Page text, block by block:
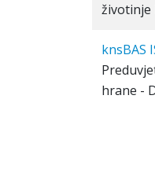
životinje
knsBAS
hrane -